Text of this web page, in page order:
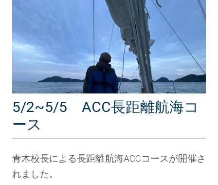
5/2~5/5 ACC長距離航海コ
ース
青木校長による長距離航海ACCコースが開催さ
れました。